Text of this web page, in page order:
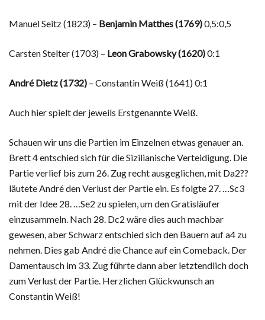
Manuel Seitz (1823) – Benjamin Matthes (1769)0,5:0,5
Carsten Stelter (1703) – Leon Grabowsky (1620)0:1
André Dietz (1732) – Constantin Weiß (1641) 0:1
Auch hier spielt der jeweils Erstgenannte Weiß.
Schauen wir uns die Partien im Einzelnen etwas genauer an.
Brett 4 entschied sich für die Sizilianische Verteidigung. Die
Partie verlief bis zum 26. Zug recht ausgeglichen, mit Da2??
läutete André den Verlust der Partie ein. Es folgte 27. …Sc3
mit der Idee 28. …Se2 zu spielen, um den Gratisläufer
einzusammeln. Nach 28. Dc2 wäre dies auch machbar
gewesen, aber Schwarz entschied sich den Bauern auf a4 zu
nehmen. Dies gab André die Chance auf ein Comeback. Der
Damentausch im 33. Zug führte dann aber letztendlich doch
zum Verlust der Partie. Herzlichen Glückwunsch an
Constantin Weiß!